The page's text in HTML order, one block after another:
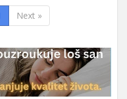
Next »